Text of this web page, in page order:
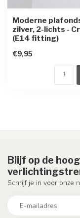
Moderne
zilver, 2-lichts -
(E14 fitting)
€9,95
Blijf op de
Schrijf je in voor onze